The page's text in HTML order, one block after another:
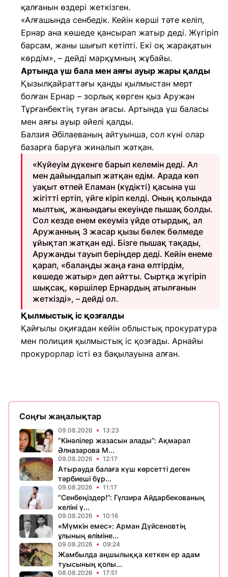
қалғанын өздері жеткізген.
«Алғашында сенбедік. Кейін көрші тәте келіп,
Ернар ана көшеде қансырап жатыр деді. Жүгіріп
барсам, жаны шығып кетіпті. Екі оқ жарақатын
көрдім», – дейді марқұмның жұбайы.
Артында үш бала мен аяғы ауыр жары қалды
Қызылқайраттағы қанды қылмыстан мерт
болған Ернар – зорлық көрген қыз Аружан
Тұрғанбектің туған ағасы. Артында үш баласы
мен аяғы ауыр әйелі қалды.
Балзия Әбілаеваның айтуынша, сол күні олар
базарға баруға жиналып жатқан.
«Күйеуім дүкенге барып келемін деді. Ал
мен дайындалып жатқан едім. Арада көп
уақыт өтпей Еламан (күдікті) қасына үш
жігітті ертіп, үйге кіріп келді. Оның қолында
мылтық, жанындағы екеуінде пышақ болды.
Сол кезде енем екеуміз үйде отырдық, ал
Аружанның 3 жасар қызы бөлек бөлмеде
ұйықтап жатқан еді. Бізге пышақ тақады,
Аружанды тауып беріңдер деді. Кейін енеме
қарап, «балаңды жаңа ғана өлтірдім,
көшеде жатыр» деп айтты. Сыртқа жүгіріп
шықсақ, көршілер Ернардың атылғанын
жеткізді», – дейді ол.
Қылмыстық іс қозғалды
Қайғылы оқиғадан кейін облыстық прокуратура
мен полиция қылмыстық іс қозғады. Арнайы
прокурорлар істі өз бақылауына алған.
Соңғы жаңалықтар
09.08.2026 13:23
“Кінәлілер жазасын алады”: Ақмарал
Әлназарова М...
09.08.2026 12:17
Атырауда балаға күш көрсетті деген
тәрбиеші бұр...
09.08.2026 11:17
“Сенбеңіздер!”: Гүлзира Айдарбекованың
келіні ү...
09.08.2026 10:16
«Мүмкін емес»: Арман Дүйсеновтің
ұлының өліміне...
09.08.2026 09:24
Жамбылда аңшылыққа кеткен ер адам
туысының қолы...
08.08.2026 17:51